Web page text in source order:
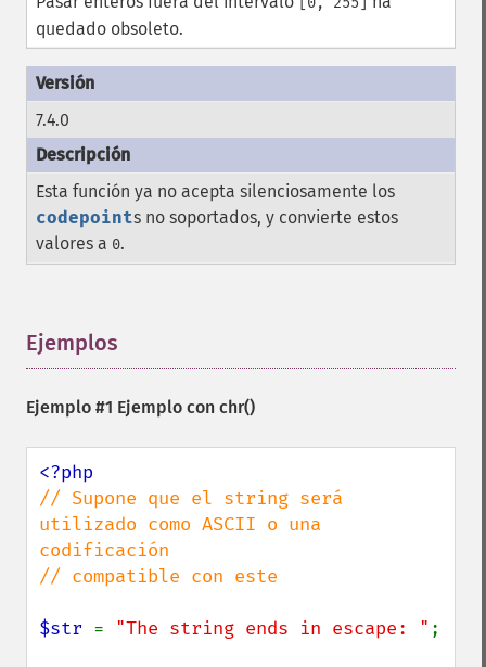
quedado obsoleto.
7.4.0
Esta función ya no acepta silenciosamente los
codepoints no soportados, y convierte estos
valores a 0.
Ejemplos
Ejemplo #1 Ejemplo con chr()
// Supone que el string será
utilizado como ASCII o una
codificación
// compatible con este
$str = "The string ends in escape: " ;